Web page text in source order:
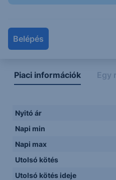
Belépés
Napon belüli Historikus
Legfontosabb adatok
Piaci információk Egy
Nyitó ár
Napi min
Napi max
Utolsó kötés
Utolsó kötés ideje